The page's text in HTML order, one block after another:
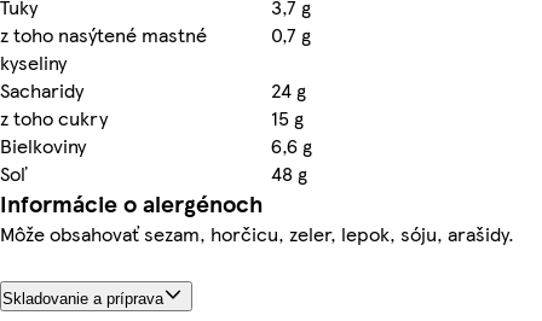
Tuky
3,7 g
z toho nasýtené mastné
kyseliny
0,7 g
Sacharidy
24 g
z toho cukry
15 g
Bielkoviny
6,6 g
Soľ
48 g
Informácie o alergénoch
Môže obsahovať sezam, horčicu, zeler, lepok, sóju, arašidy.
Skladovanie a príprava